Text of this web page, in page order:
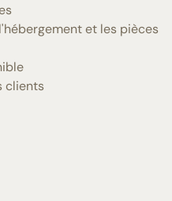
et les pièces
clients